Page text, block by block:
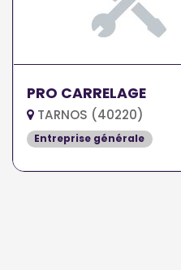
PRO CARRELAGE
TARNOS (40220)
Entreprise générale